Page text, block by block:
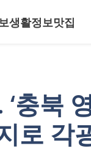
생활정보맛집
충북
로 각